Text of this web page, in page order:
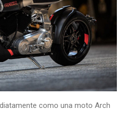
como una moto Arch